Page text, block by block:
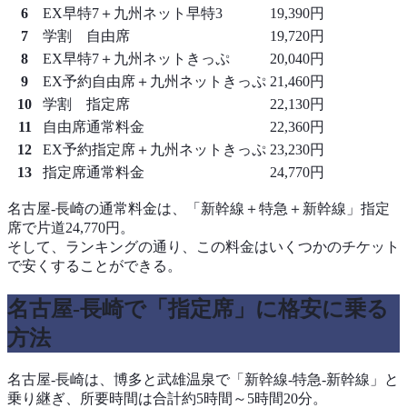
6
EX早特7＋九州ネット早特3
19,390円
7
学割 自由席
19,720円
8
EX早特7＋九州ネットきっぷ
20,040円
9
EX予約自由席＋九州ネットきっぷ 21,460円
10
学割 指定席
22,130円
11
自由席通常料金
22,360円
12
EX予約指定席＋九州ネットきっぷ 23,230円
13
指定席通常料金 24,770円
名古屋-長崎の通常料金は、「新幹線＋特急＋新幹線」指定
席で片道24,770円。
そして、ランキングの通り、この料金はいくつかのチケット
で安くすることができる。
名古屋-長崎で「指定席」に格安に乗る
方法
名古屋-長崎は、博多と武雄温泉で「新幹線‐特急-新幹線」と
乗り継ぎ、所要時間は合計約5時間～5時間20分。